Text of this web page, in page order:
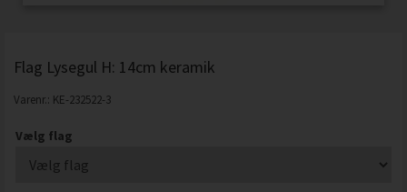
Flag Lysegul H: 14cm keramik
Varenr.: KE-232522-3
Vælg flag